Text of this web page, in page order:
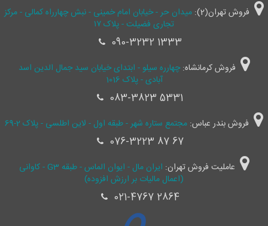
فروش تهران(2):
میدان حر - خیابان امام خمینی - نبش چهارراه کمالی - مرکز
تجاری فضیلت - پلاک ۱۷
090-3232 1333
فروش کرمانشاه:چهارره سیلو - ابتدای خیابان سید جمال ‌الدین اسد
آبادی - پلاک 1016
083-3823 5331
فروش بندر عباس: مجتمع ستاره شهر - طبقه اول - لاین اطلسی - پلاک 2-69
076-3223 87 67
عاملیت فروش تهران:
ایران مال - ایوان الماس - طبقه G3 - کاوانی
(اعمال مالیات بر ارزش افزوده)
021-4767 2864